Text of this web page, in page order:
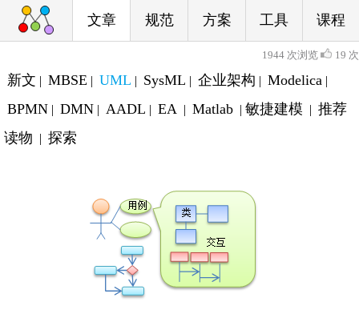
文章 规范 方案 工具 课程
1944 次浏览 19 次
新文 | MBSE | UML | SysML | 企业架构 | Modelica |
BPMN | DMN | AADL | EA | Matlab | 敏捷建模 | 推荐
读物 | 探索